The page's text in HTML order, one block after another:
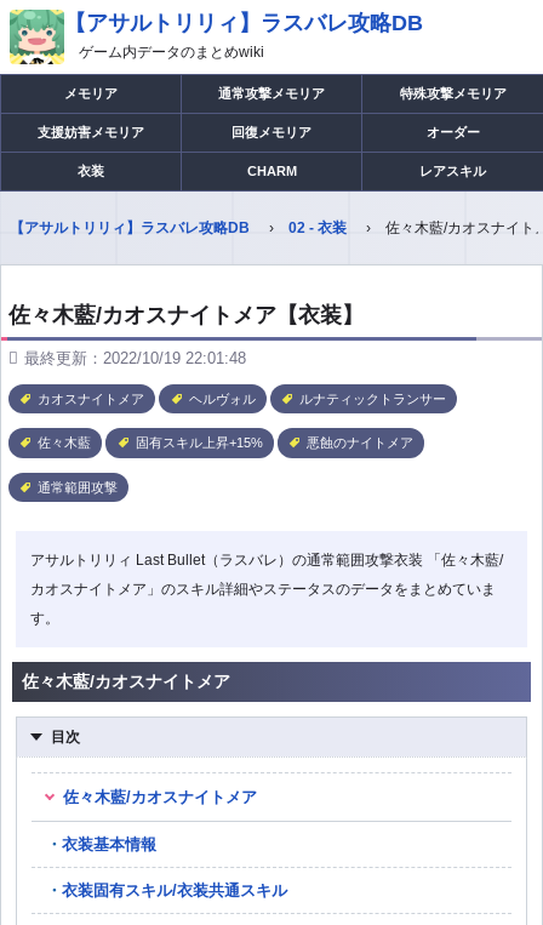
【アサルトリリィ】ラスバレ攻略DB
ゲーム内データのまとめwiki
メモリア 通常攻撃メモリア 特殊攻撃メモリア
支援妨害メモリア 回復メモリア オーダー
衣装 CHARM レアスキル
【アサルトリリィ】ラスバレ攻略DB 02 - 衣装 佐々木藍/カオスナイト
佐々木藍/カオスナイトメア【衣装】
最終更新：2022/10/19 22:01:48
カオスナイトメア ヘルヴォル ルナティックトランサー
佐々木藍 固有スキル上昇+15% 悪蝕のナイトメア
通常範囲攻撃
アサルトリリィ Last Bullet（ラスバレ）の通常範囲攻撃衣装 「佐々木藍/
カオスナイトメア」のスキル詳細やステータスのデータをまとめていま
す。
佐々木藍/カオスナイトメア
目次
佐々木藍/カオスナイトメア
衣装基本情報
衣装固有スキル/衣装共通スキル